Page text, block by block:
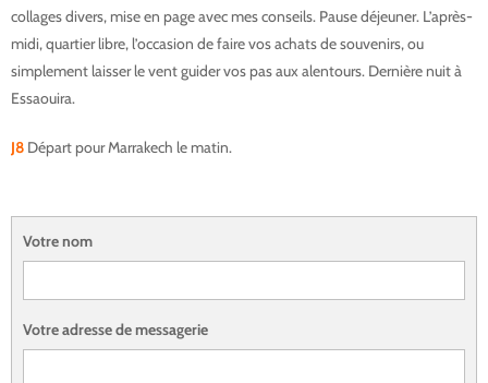
collages divers, mise en page avec mes conseils. Pause déjeuner. L’après-
midi, quartier libre, l’occasion de faire vos achats de souvenirs, ou
simplement laisser le vent guider vos pas aux alentours. Dernière nuit à
Essaouira.
J8 Départ pour Marrakech le matin.
Votre nom
Votre adresse de messagerie